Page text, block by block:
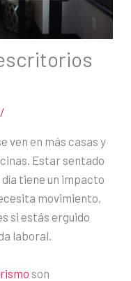
/
ven en más casas y
Estar sentado
tiene un impacto
movimiento,
si estás erguido
laboral.
son